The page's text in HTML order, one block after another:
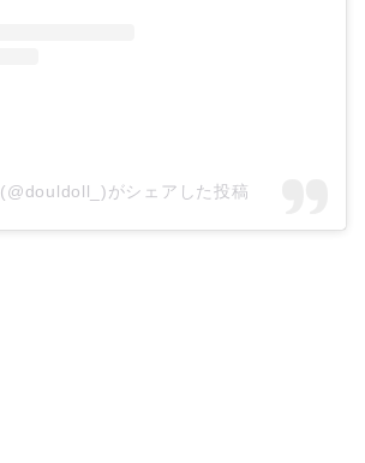
(@douldoll_)がシェアした投稿